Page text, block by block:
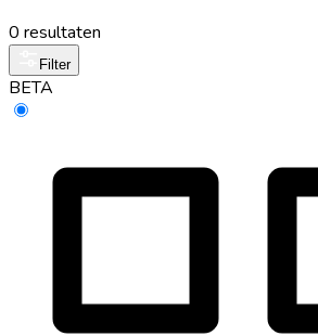
0 resultaten
Filter
BETA